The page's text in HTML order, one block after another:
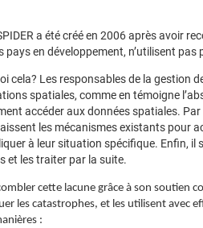
a été créé en 2006 après avoir
pays en développement, n’utilisent
cela? Les responsables de la gestion
spatiales, comme en témoigne
accéder aux données spatiales.
les mécanismes existants pour
à leur situation spécifique. Enfin,
et les traiter par la suite.
cette lacune grâce à son
les catastrophes, et les utilisent avec
: